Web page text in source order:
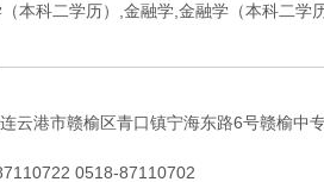
本科二学历）,金融学,金融学（本科二学
云港市赣榆区青口镇宁海东路6号赣榆中
0518-87110702